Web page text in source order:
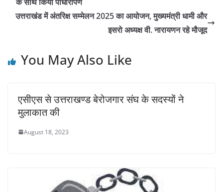
उत्तराखंड में अंतरिक्ष सम्मेलन 2025 का आयोजन, मुख्यमंत्री धामी और
इसरो अध्यक्ष वी. नारायणन रहे मौजूद
You May Also Like
एसीएस से उत्तराखण्ड बेरोजगार संघ के सदस्यों ने
मुलाकात की
August 18, 2023